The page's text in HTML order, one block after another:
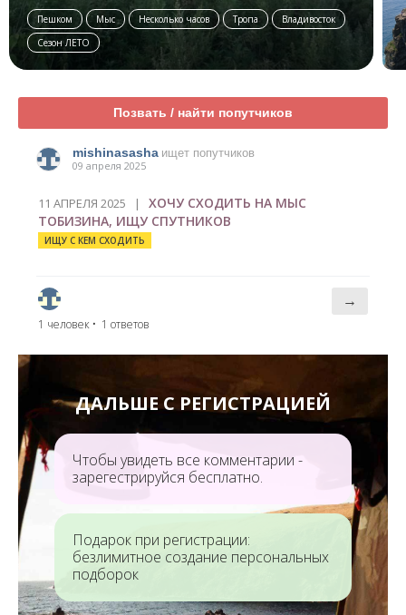
Пешком Мыс Несколько часов Тропа
Владивосток
Сезон ЛЕТО
Позвать / найти попутчиков
mishinasasha ищет попутчиков
09 апреля 2025
11 АПРЕЛЯ 2025 | ХОЧУ СХОДИТЬ НА МЫС
ТОБИЗИНА, ИЩУ СПУТНИКОВ
ИЩУ С КЕМ СХОДИТЬ
1 человек • 1 ответов
→
ДАЛЬШЕ С РЕГИСТРАЦИЕЙ
Чтобы увидеть все комментарии -
зарегестрируйся бесплатно.
Подарок при регистрации:
безлимитное создание персональных
подборок